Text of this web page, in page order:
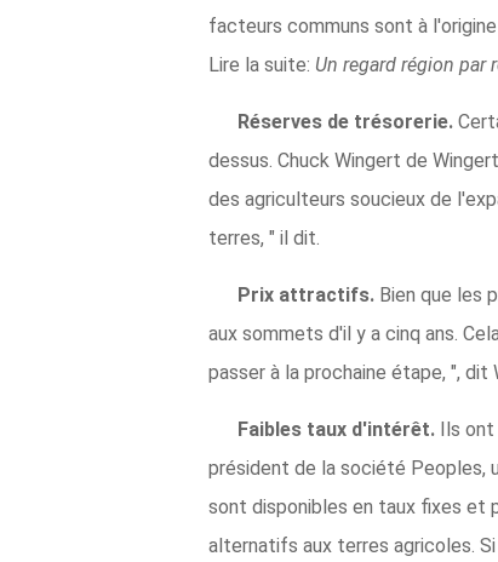
facteurs communs sont à
Lire la suite: Un regard région par
Réserves de trésorerie.
dessus. Chuck Wingert de
des agriculteurs soucieux de
terres, " il dit.
Prix ​​attractifs. Bien que les
aux sommets d'il y a cinq ans.
passer à la prochaine étape, ", dit
Faibles taux d'intérêt. Ils ont
président de la société Peoples,
sont disponibles en taux fixes et
alternatifs aux terres agricoles.